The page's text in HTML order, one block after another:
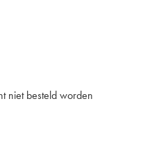
niet besteld worden